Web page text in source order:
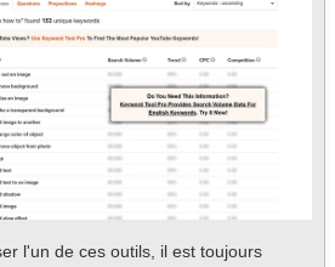
l'un de ces outils, il est toujours